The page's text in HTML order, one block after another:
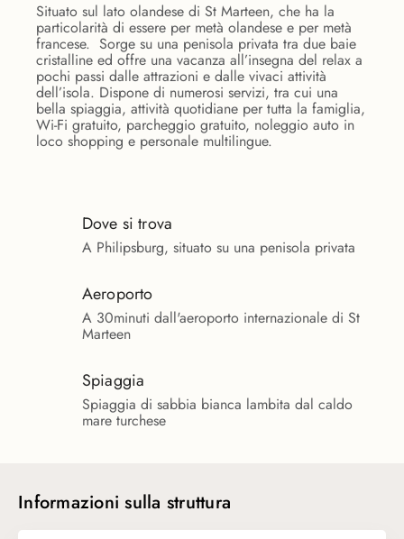
Dove si trova
A Philipsburg, situato su una penisola privata
Aeroporto
A 30minuti dall'aeroporto internazionale di St
Marteen
Spiaggia
Spiaggia di sabbia bianca lambita dal caldo
mare turchese
Situato sul lato olandese di St Marteen, che ha la
particolarità di essere per metà olandese e per metà
francese. Sorge su una penisola privata tra due baie
cristalline ed offre una vacanza all’insegna del relax a
pochi passi dalle attrazioni e dalle vivaci attività
dell’isola. Dispone di numerosi servizi, tra cui una
bella spiaggia, attività quotidiane per tutta la famiglia,
Wi-Fi gratuito, parcheggio gratuito, noleggio auto in
loco shopping e personale multilingue.
Informazioni sulla struttura